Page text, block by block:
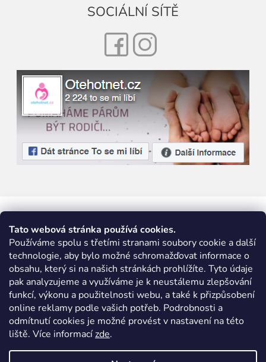
Tato webová stránka používá cookies.
Používáme spolu s třetími stranami soubory cookie a další
technologie, aby bylo možné schromažďovat informace o
obsahu, který si na našich stránkách prohlížíte. Tyto údaje
pak analyzujeme a využíváme je k neustálemu zlepšování
funkcí, výkonu a použitelnosti webu, a také k přizpůsobení
online reklamy podle vašich potřeb. Podrobnosti a
odmítnutí cookies je možné provést v nastavení na této
liště. Více informacízde.
SOCIÁLNÍ SÍTĚ
FacebookInstagram